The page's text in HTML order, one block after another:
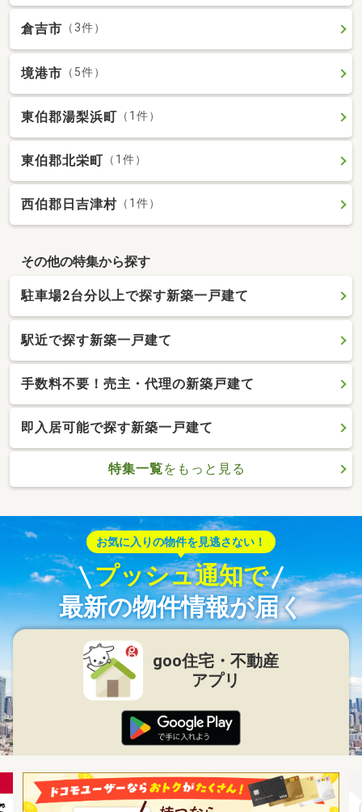
倉吉市 （3件）
境港市 （5件）
東伯郡湯梨浜町 （1件）
東伯郡北栄町 （1件）
西伯郡日吉津村 （1件）
その他の特集から探す
駐車場2台分以上で探す新築一戸建て
駅近で探す新築一戸建て
手数料不要！売主・代理の新築戸建て
即入居可能で探す新築一戸建て
特集一覧をもっと見る
お気に入りの物件を見逃さない！
プッシュ通知で
最新の物件情報が届く
goo住宅・不動産
アプリ